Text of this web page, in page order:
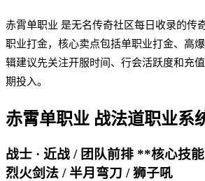
赤霄单职业 是无名传奇社区每日收录的传
职业打金，核心卖点包括单职业打金、高
辑建议先关注开服时间、行会活跃度和充
期投入。
赤霄单职业 战法道职业系
战士 · 近战 / 团队前排 **核心技
烈火剑法 / 半月弯刀 / 狮子吼